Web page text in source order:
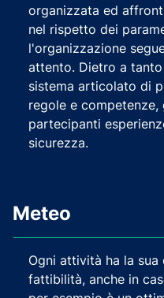
organizzata ed
nel rispetto dei
l'organizzazione
attento. Dietro a
sistema articolato di
regole e
partecipanti
sicurezza.
Meteo
Ogni attività ha la
fattibilità, anche in